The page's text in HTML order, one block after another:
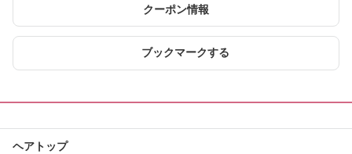
クーポン情報
ブックマークする
ヘアトップ